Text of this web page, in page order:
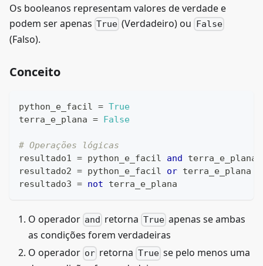
Os booleanos representam valores de verdade e
podem ser apenas True (Verdadeiro) ou False
(Falso).
Conceito
python_e_facil = True
terra_e_plana = False
# Operações lógicas
resultado1 = python_e_facil and
resultado2 = python_e_facil or
resultado3 = not terra_e_plana
O operador and retorna True apenas se ambas
as condições forem verdadeiras
O operador or retorna True se pelo menos uma